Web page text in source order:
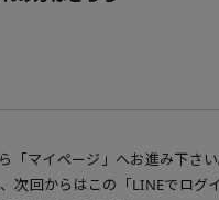
「マイページ」へお進み下さい
次回からはこの「LINEでログ